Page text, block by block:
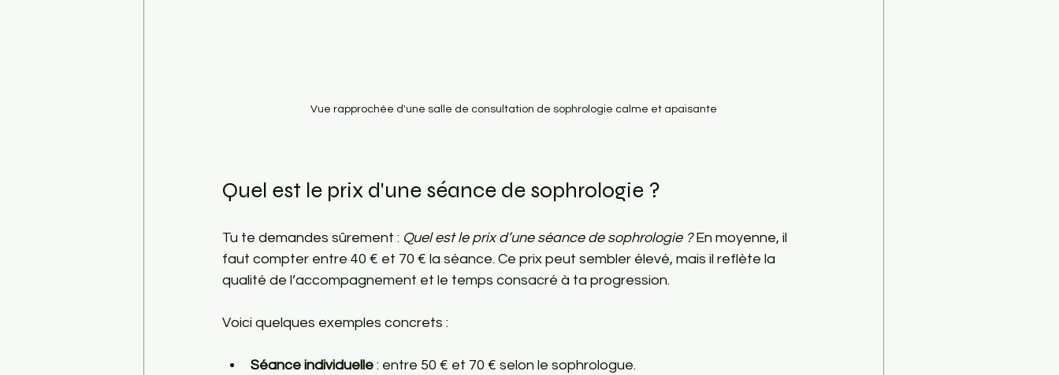
Vue rapprochée d'une salle de consultation de sophrologie calme et apaisante
Quel est le prix d'une séance de sophrologie ?
Tu te demandes sûrement : Quel est le prix d’une séance de sophrologie ? En moyenne, il
faut compter entre 40 € et 70 € la séance. Ce prix peut sembler élevé, mais il reflète la
qualité de l’accompagnement et le temps consacré à ta progression.
Voici quelques exemples concrets :
Séance individuelle : entre 50 € et 70 € selon le sophrologue.